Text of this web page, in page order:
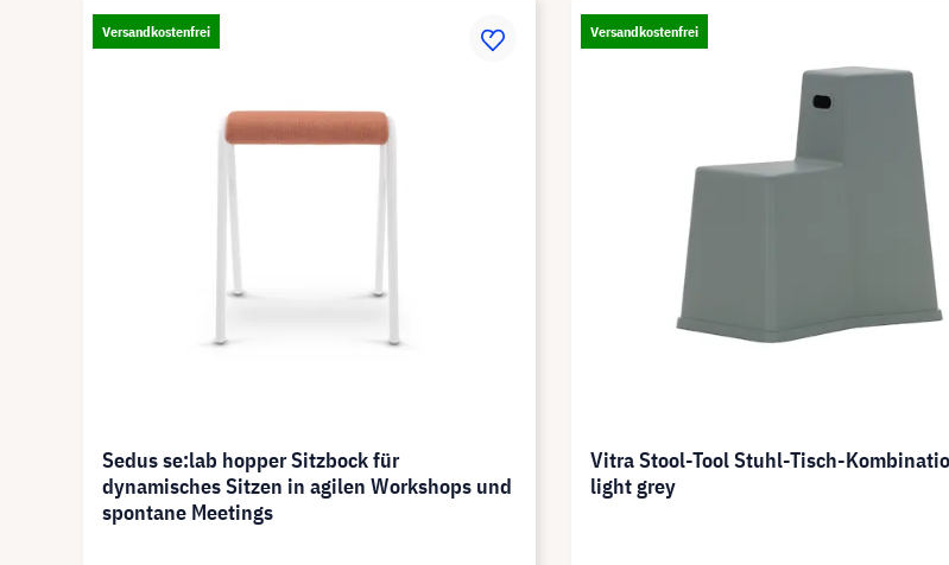
Versandkostenfrei
Sedus se:lab hopper Sitzbock für
dynamisches Sitzen in agilen Workshops und
spontane Meetings
Versandkostenfrei
Vitra Stool-Tool Stuhl-Tisch-
light grey